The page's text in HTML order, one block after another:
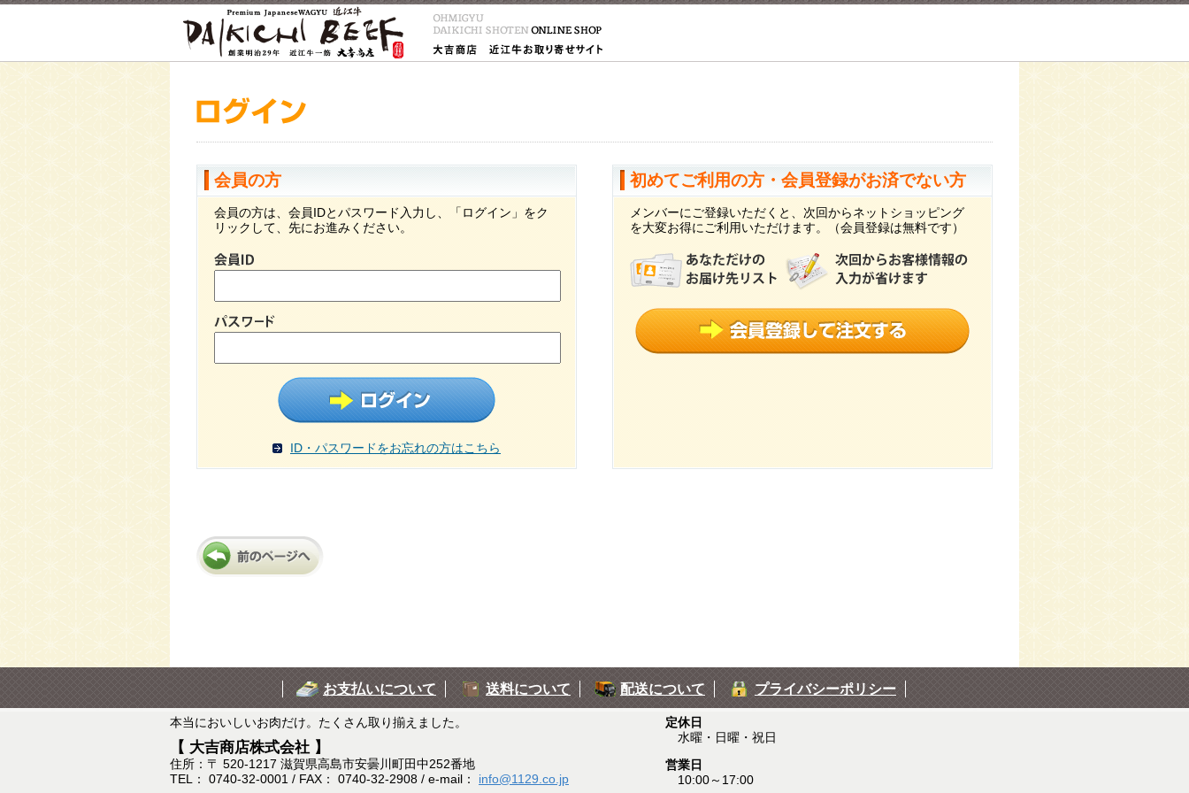
会員の方
会員の方は、会員IDとパスワード入力し、「ログイン」をク
リックして、先にお進みください。
ID・パスワードをお忘れの方はこちら
初めてご利用の方・会員登録がお済でない方
メンバーにご登録いただくと、次回からネットショッピング
を大変お得にご利用いただけます。（会員登録は無料です）
お支払いについて 送料について 配送について プライバシーポリシー
本当においしいお肉だけ。たくさん取り揃えました。
【 大吉商店株式会社 】
住所：〒 520-1217 滋賀県高島市安曇川町田中252番地
TEL： 0740-32-0001 / FAX： 0740-32-2908 / e-mail： info@1129.co.jp
定休日
水曜・日曜・祝日
営業日
10:00～17:00